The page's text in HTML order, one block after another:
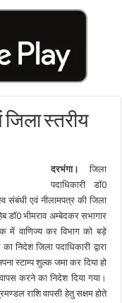
जिला स्तरीय
दरभंगा।
जिला
पदाधिकारी डाॅ0
संबंधी एवं नीलामपत्र की जिला
डाॅ0 भीमराव अम्बेदकर सभागार
वाणिज्य कर विभाग को बड़े
निदेश जिला पदाधिकारी द्वारा
स्टाम्प शुल्क जमा कर दिया हो
करने का निदेश दिया गया।
राशि वापसी हेतु सक्षम होते